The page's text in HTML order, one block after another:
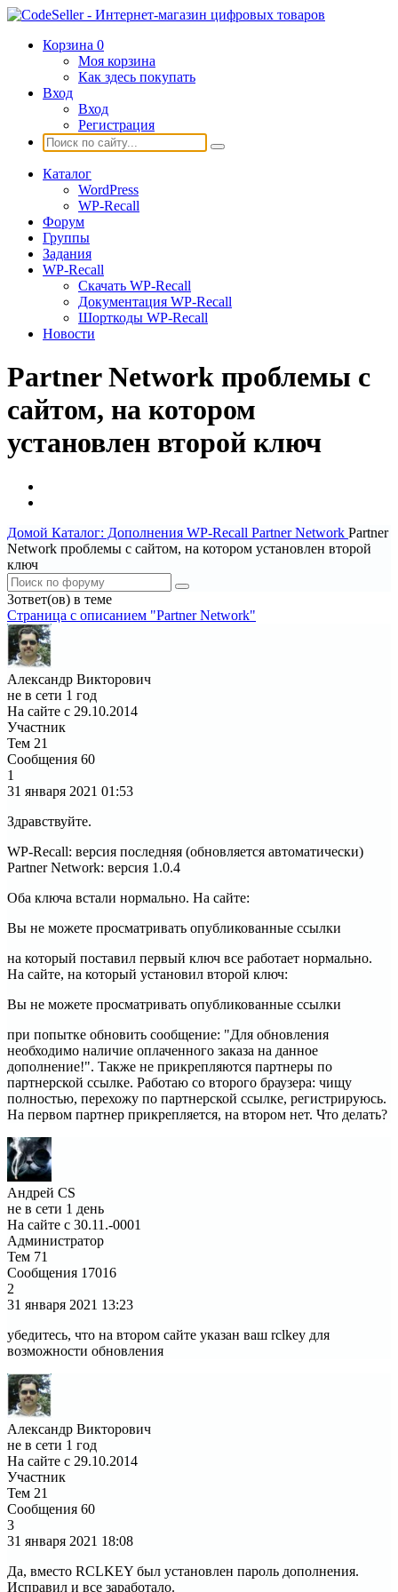
Корзина 0
Моя корзина
Как здесь покупать
Вход
Вход
Регистрация
Каталог
WordPress
WP-Recall
Форум
Группы
Задания
WP-Recall
Скачать WP-Recall
Документация WP-Recall
Шорткоды WP-Recall
Новости
Partner Network проблемы с
сайтом, на котором
установлен второй ключ
Домой Каталог: Дополнения WP-Recall Partner Network Partner
Network проблемы с сайтом, на котором установлен второй
ключ
3ответ(ов) в теме
Страница c описанием "Partner Network"
Александр Викторович
не в сети 1 год
На сайте с 29.10.2014
Участник
Тем 21
Сообщения 60
1
31 января 2021 01:53
Здравствуйте.
WP-Recall: версия последняя (обновляется автоматически)
Partner Network: версия 1.0.4
Оба ключа встали нормально. На сайте:
Вы не можете просматривать опубликованные ссылки
на который поставил первый ключ все работает нормально.
На сайте, на который установил второй ключ:
Вы не можете просматривать опубликованные ссылки
при попытке обновить сообщение: "Для обновления
необходимо наличие оплаченного заказа на данное
дополнение!". Также не прикрепляются партнеры по
партнерской ссылке. Работаю со второго браузера: чищу
полностью, перехожу по партнерской ссылке, регистрируюсь.
На первом партнер прикрепляется, на втором нет. Что делать?
Андрей CS
не в сети 1 день
На сайте с 30.11.-0001
Администратор
Тем 71
Сообщения 17016
2
31 января 2021 13:23
убедитесь, что на втором сайте указан ваш rclkey для
возможности обновления
Александр Викторович
не в сети 1 год
На сайте с 29.10.2014
Участник
Тем 21
Сообщения 60
3
31 января 2021 18:08
Да, вместо RCLKEY был установлен пароль дополнения.
Исправил и все заработало.